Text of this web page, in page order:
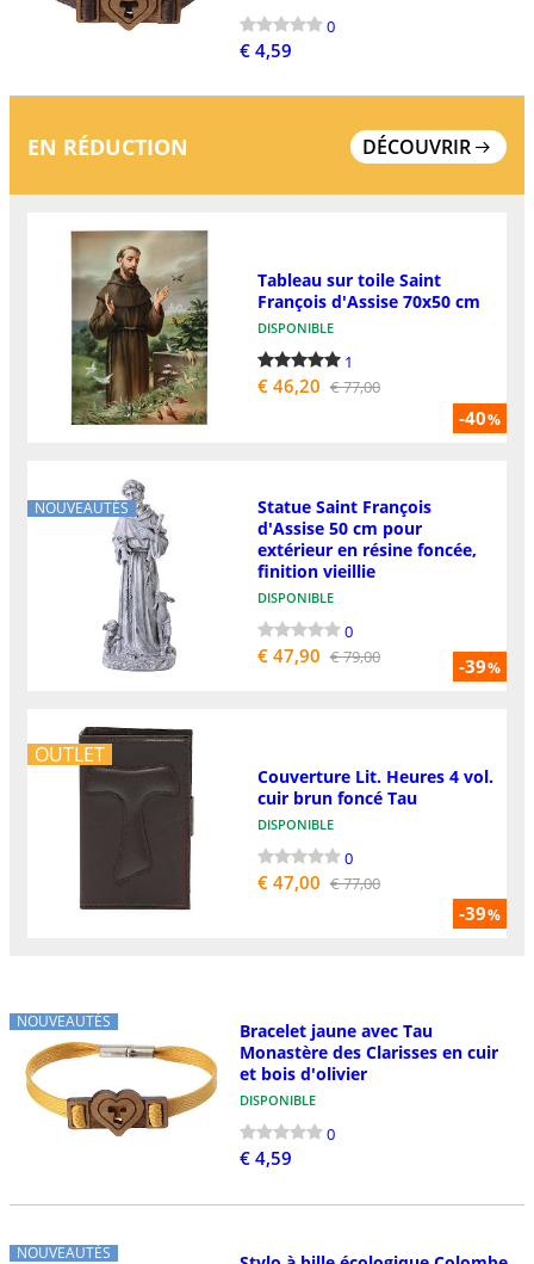
0
€ 4,59
EN RÉDUCTION DÉCOUVRIR
-40%
Tableau sur toile Saint
François d'Assise 70x50 cm
DISPONIBLE
1
€ 46,20 € 77,00
NOUVEAUTÉS
-39%
Statue Saint François
d'Assise 50 cm pour
extérieur en résine foncée,
finition vieillie
DISPONIBLE
0
€ 47,90 € 79,00
OUTLET
-39%
Couverture Lit. Heures 4 vol.
cuir brun foncé Tau
DISPONIBLE
0
€ 47,00 € 77,00
NOUVEAUTÉS
Bracelet jaune avec Tau
Monastère des Clarisses en cuir
et bois d'olivier
DISPONIBLE
0
€ 4,59
NOUVEAUTÉS